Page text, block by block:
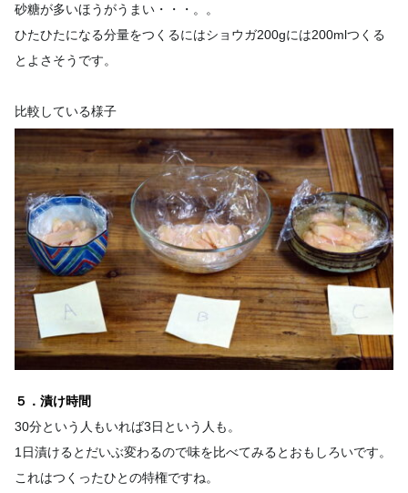
砂糖が多いほうがうまい・・・。。
ひたひたになる分量をつくるにはショウガ200gには200mlつくる
とよさそうです。
比較している様子
５．漬け時間
30分という人もいれば3日という人も。
1日漬けるとだいぶ変わるので味を比べてみるとおもしろいです。
これはつくったひとの特権ですね。